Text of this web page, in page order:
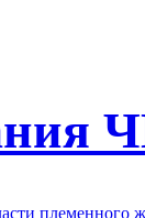
племенного